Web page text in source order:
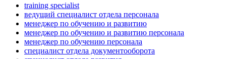
training specialist
ведущий специалист отдела персонала
менеджер по обучению и развитию
менеджер по обучению и развитию персонала
менеджер по обучению персонала
специалист отдела документооборота